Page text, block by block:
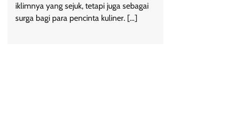
iklimnya yang sejuk, tetapi juga sebagai
surga bagi para pencinta kuliner. […]